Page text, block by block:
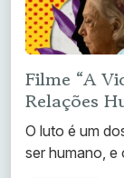
Filme “A
Relações
O luto é um
ser humano,